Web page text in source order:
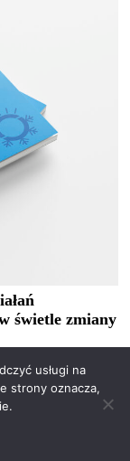
świetle zmiany
usługi na
strony oznacza,